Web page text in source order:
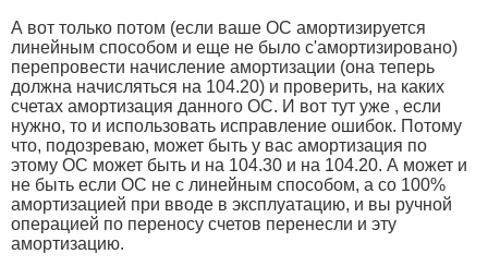
А вот только потом (если ваше ОС амортизируется
линейным способом и еще не было с'амортизировано)
перепровести начисление амортизации (она теперь
должна начисляться на 104.20) и проверить, на каких
счетах амортизация данного ОС. И вот тут уже , если
нужно, то и использовать исправление ошибок. Потому
что, подозреваю, может быть у вас амортизация по
этому ОС может быть и на 104.30 и на 104.20. А может и
не быть если ОС не с линейным способом, а со 100%
амортизацией при вводе в эксплуатацию, и вы ручной
операцией по переносу счетов перенесли и эту
амортизацию.